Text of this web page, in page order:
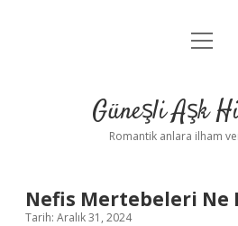
Anasayfa
Yasal
menüyü
Güneşli Aşk
Romantik anlara ilham
Nefis Mertebeleri Ne
Tarih: Aralık 31, 2024